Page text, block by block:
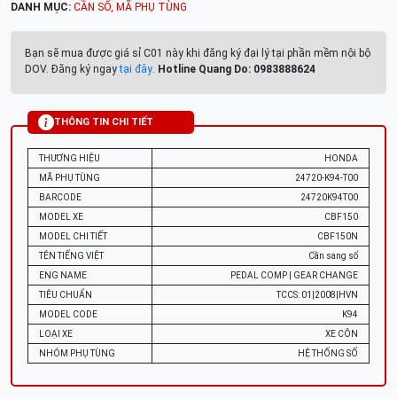
DANH MỤC: CẦN SỐ, MÃ PHỤ TÙNG
Bạn sẽ mua được giá sỉ C01 này khi đăng ký đại lý tại phần mềm nội bộ
DOV. Đăng ký ngaytại đây. Hotline Quang Do: 0983888624
THÔNG TIN CHI TIẾT
THƯƠNG HIỆU
HONDA
MÃ PHỤ TÙNG
24720-K94-T00
BARCODE
24720K94T00
MODEL XE
CBF150
MODEL CHI TIẾT
CBF150N
TÊN TIẾNG VIỆT
Cần sang số
ENG NAME
PEDAL COMP | GEAR CHANGE
TIÊU CHUẨN
TCCS: 01|2008|HVN
MODEL CODE
K94
LOẠI XE
XE CÔN
NHÓM PHỤ TÙNG
HỆ THỐNG SỐ